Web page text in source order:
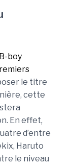
B-boy
le titre
cette
En effet,
d’entre
Haruto
le niveau